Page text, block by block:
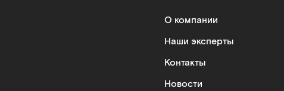
О компании
Наши эксперты
Контакты
Новости